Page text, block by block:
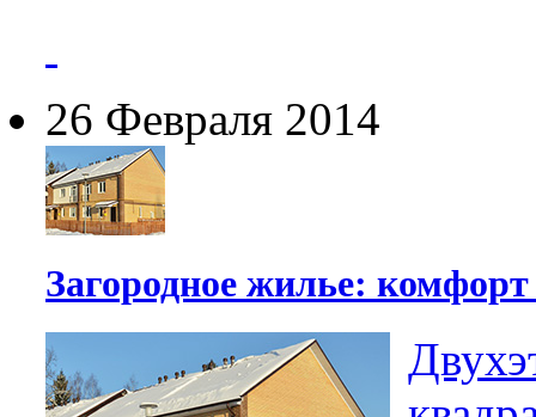
26 Февраля 2014
Загородное жилье: